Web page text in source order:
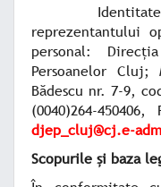
reprezentantului
personal:
Persoanelor Cluj;
Bădescu nr. 7-9,
(0040)264-
djep_cluj@cj.e-
Scopurile și baza